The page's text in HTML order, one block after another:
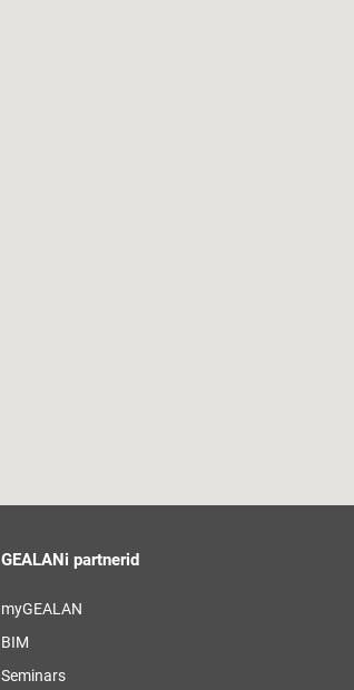
GEALANi partnerid
myGEALAN
BIM
Seminars